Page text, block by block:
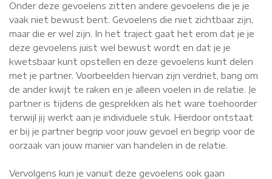
Onder deze gevoelens zitten andere gevoelens die je je
vaak niet bewust bent. Gevoelens die niet zichtbaar zijn,
maar die er wel zijn. In het traject gaat het erom dat je je
deze gevoelens juist wel bewust wordt en dat je je
kwetsbaar kunt opstellen en deze gevoelens kunt delen
met je partner. Voorbeelden hiervan zijn verdriet, bang om
de ander kwijt te raken en je alleen voelen in de relatie. Je
partner is tijdens de gesprekken als het ware toehoorder
terwijl jij werkt aan je individuele stuk. Hierdoor ontstaat
er bij je partner begrip voor jouw gevoel en begrip voor de
oorzaak van jouw manier van handelen in de relatie.
Vervolgens kun je vanuit deze gevoelens ook gaan